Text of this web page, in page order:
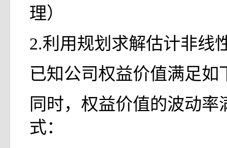
理）
2.利用规划求解估计非线
已知公司权益价值满足如
同时，权益价值的波动率
式：